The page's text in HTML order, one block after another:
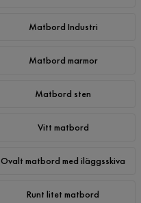
Matbord Industri
Matbord marmor
Matbord sten
Vitt matbord
Ovalt matbord med iläggsskiva
Runt litet matbord